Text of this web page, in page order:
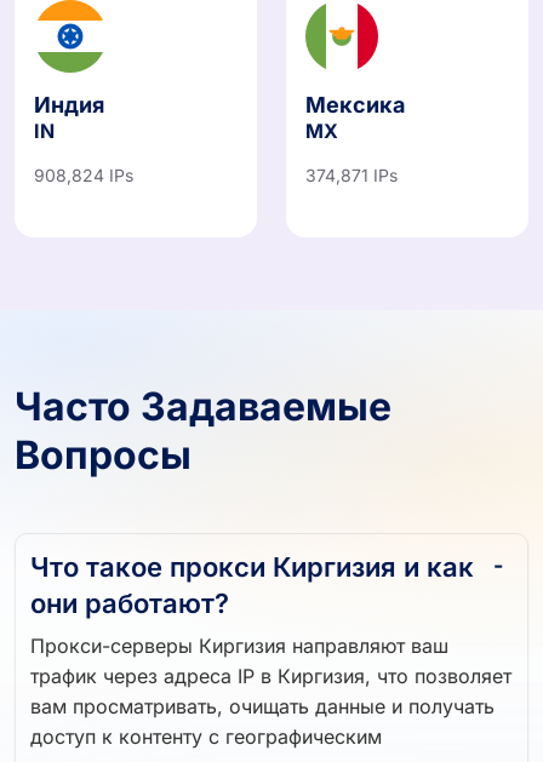
Индия
IN
908,824 IPs
Мексика
MX
374,871 IPs
Часто Задаваемые
Вопросы
Что такое прокси Киргизия и как
они работают?
Прокси-серверы Киргизия направляют ваш
трафик через адреса IP в Киргизия, что позволяет
вам просматривать, очищать данные и получать
доступ к контенту с географическим